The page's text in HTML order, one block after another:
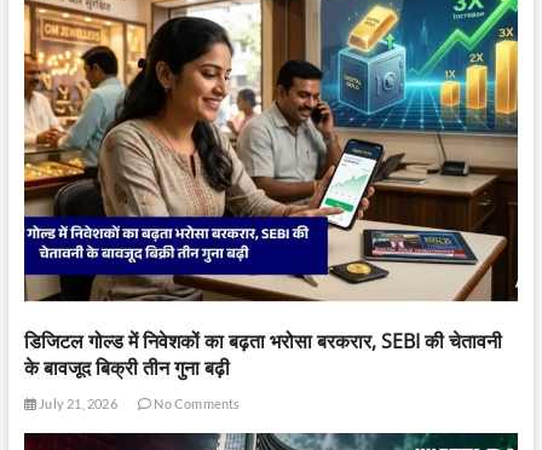
डिजिटल गोल्ड में निवेशकों का बढ़ता भरोसा बरकरार, SEBI की चेतावनी
के बावजूद बिक्री तीन गुना बढ़ी
July 21, 2026 No Comments